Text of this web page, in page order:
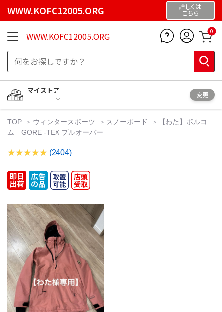
WWW.KOFC12005.ORG 詳しくは
こちら
WWW.KOFC12005.ORG 0
マイストア
変更
TOP ウィンタースポーツ スノーボード
【わた】ボルコ
ム GORE -TEX プルオーバー
(2404)